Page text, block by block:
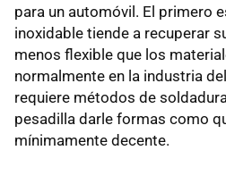
para un automóvil. El primero
inoxidable tiende a recuperar
menos flexible que los
normalmente en la industria
requiere métodos de
pesadilla darle formas como
mínimamente decente.